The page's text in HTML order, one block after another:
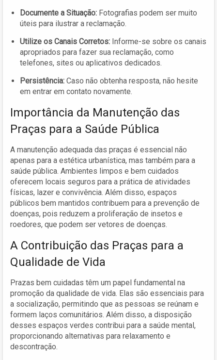
Documente a Situação: Fotografias podem ser muito
úteis para ilustrar a reclamação.
Utilize os Canais Corretos: Informe-se sobre os canais
apropriados para fazer sua reclamação, como
telefones, sites ou aplicativos dedicados.
Persistência: Caso não obtenha resposta, não hesite
em entrar em contato novamente.
Importância da Manutenção das
Praças para a Saúde Pública
A manutenção adequada das praças é essencial não
apenas para a estética urbanística, mas também para a
saúde pública. Ambientes limpos e bem cuidados
oferecem locais seguros para a prática de atividades
físicas, lazer e convivência. Além disso, espaços
públicos bem mantidos contribuem para a prevenção de
doenças, pois reduzem a proliferação de insetos e
roedores, que podem ser vetores de doenças.
A Contribuição das Praças para a
Qualidade de Vida
Prazas bem cuidadas têm um papel fundamental na
promoção da qualidade de vida. Elas são essenciais para
a socialização, permitindo que as pessoas se reúnam e
formem laços comunitários. Além disso, a disposição
desses espaços verdes contribui para a saúde mental,
proporcionando alternativas para relaxamento e
descontração.